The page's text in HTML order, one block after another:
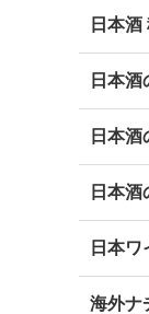
日本酒
日本酒
日本
日本
日本ワ
海外ナ